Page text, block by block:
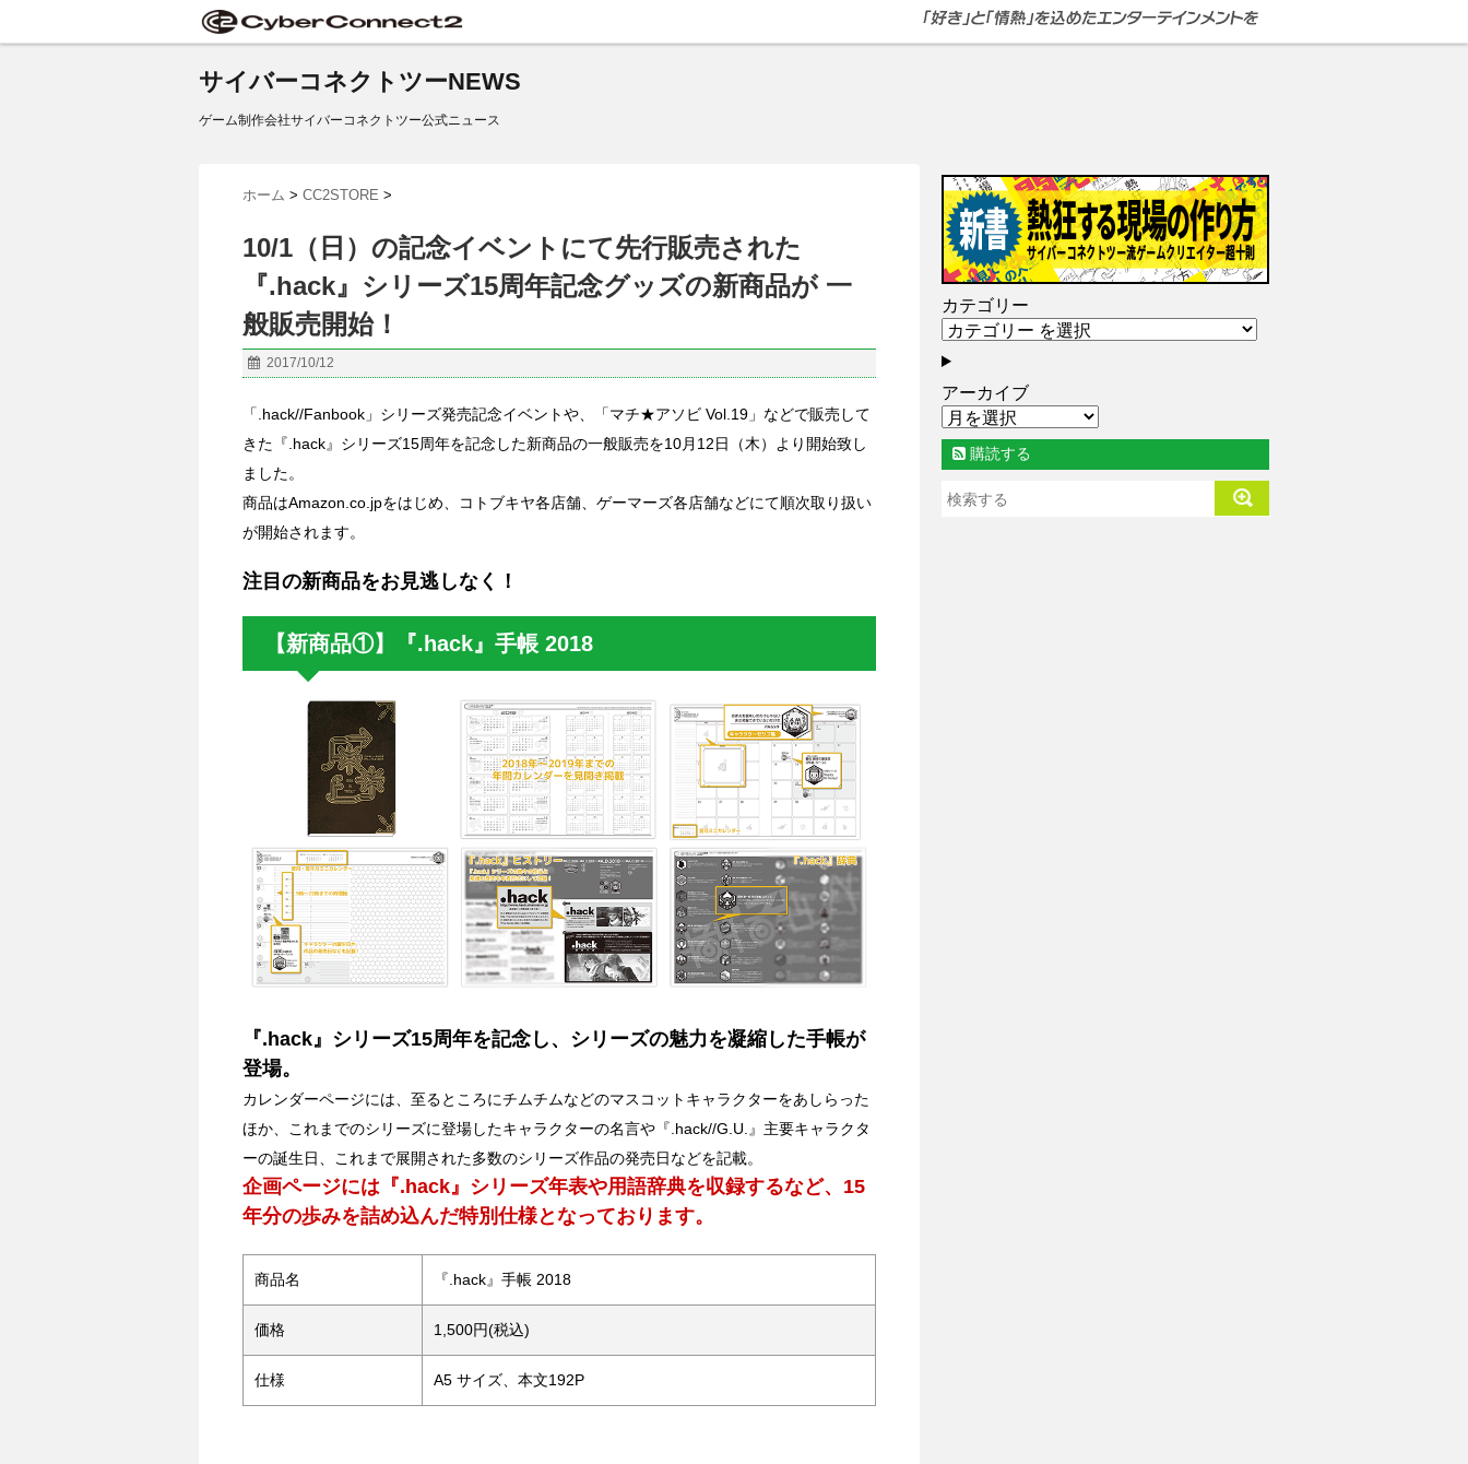
サイバーコネクトツーNEWS
ゲーム制作会社サイバーコネクトツー公式ニュース
ホーム > CC2STORE >
10/1（日）の記念イベントにて先行販売された
『.hack』シリーズ15周年記念グッズの新商品が 一
般販売開始！
2017/10/12
「.hack//Fanbook」シリーズ発売記念イベントや、「マチ★アソビ Vol.19」などで販売して
きた『.hack』シリーズ15周年を記念した新商品の一般販売を10月12日（木）より開始致し
ました。
商品はAmazon.co.jpをはじめ、コトブキヤ各店舗、ゲーマーズ各店舗などにて順次取り扱い
が開始されます。
注目の新商品をお見逃しなく！
【新商品①】『.hack』手帳 2018
『.hack』シリーズ15周年を記念し、シリーズの魅力を凝縮した手帳が
登場。
カレンダーページには、至るところにチムチムなどのマスコットキャラクターをあしらった
ほか、これまでのシリーズに登場したキャラクターの名言や『.hack//G.U.』主要キャラクタ
ーの誕生日、これまで展開された多数のシリーズ作品の発売日などを記載。
企画ページには『.hack』シリーズ年表や用語辞典を収録するなど、15
年分の歩みを詰め込んだ特別仕様となっております。
商品名 『.hack』手帳 2018
価格 1,500円(税込)
仕様 A5 サイズ、本文192P
カテゴリー
アーカイブ
購読する